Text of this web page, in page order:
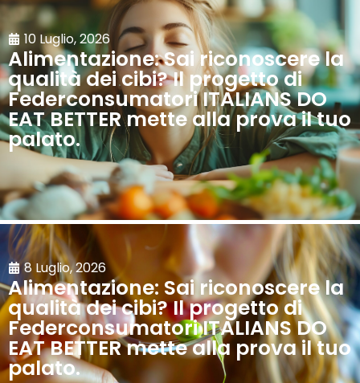
10 Luglio, 2026
Alimentazione: Sai riconoscere la
qualità dei cibi? Il progetto di
Federconsumatori ITALIANS DO
EAT BETTER mette alla prova il tuo
palato.
8 Luglio, 2026
Alimentazione: Sai riconoscere la
qualità dei cibi? Il progetto di
Federconsumatori ITALIANS DO
EAT BETTER mette alla prova il tuo
palato.